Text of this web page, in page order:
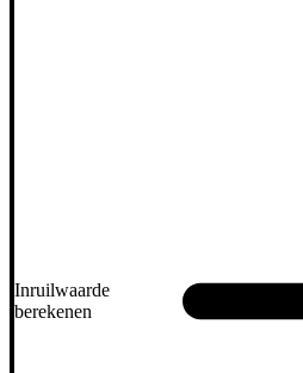
Inruilwaarde
berekenen